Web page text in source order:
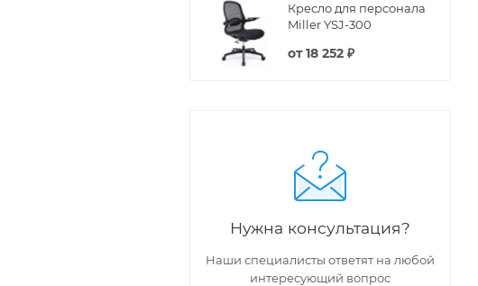
Кресло для персонала
Miller YSJ-300
от18 252 ₽
Нужна консультация?
Наши специалисты ответят на любой
интересующий вопрос